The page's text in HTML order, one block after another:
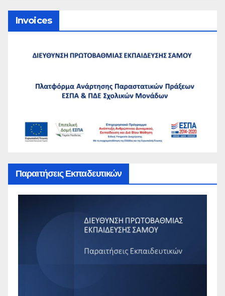
Invoices
Παραιτήσεις Εκπαδευτικών